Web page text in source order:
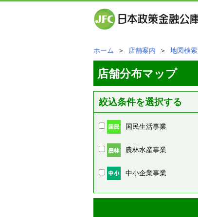
ホーム ＞ 店舗案内 ＞ 地図検索
店舗分布マップ
絞込条件を選択する
国民生活事業
農林水産事業
中小企業事業